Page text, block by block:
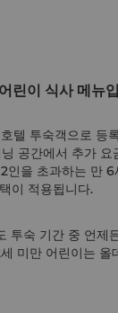
린이 식사 메뉴
텔 투숙객으로 등
공간에서 추가
인을 초과하는 만
이 적용됩니다.
투숙 기간 중 언제
미만 어린이는